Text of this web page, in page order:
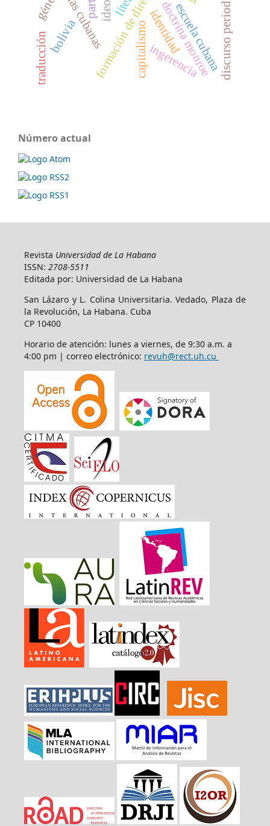
formación de directivos
capitalismo
bolivia
ingerencia
doctrina monroe
escuela cubanadiscurso periodístico
identidad
traducción
Número actual
Revista Universidad de La Habana
ISSN: 2708-5511
Editada por: Universidad de La Habana
San Lázaro y L. Colina Universitaria. Vedado, Plaza de
la Revolución, La Habana. Cuba
CP 10400
Horario de atención: lunes a viernes, de 9:30 a.m. a
4:00 pm | correo electrónico: revuh@rect.uh.cu